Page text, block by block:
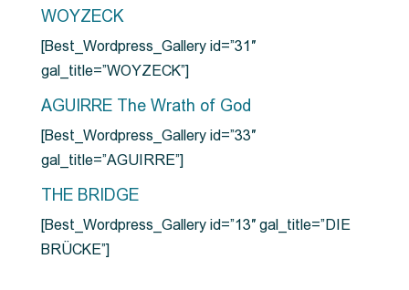
WOYZECK
[Best_Wordpress_Gallery id=”31″
gal_title=”WOYZECK”]
AGUIRRE The Wrath of God
[Best_Wordpress_Gallery id=”33″
gal_title=”AGUIRRE”]
THE BRIDGE
[Best_Wordpress_Gallery id=”13″ gal_title=”DIE
BRÜCKE”]